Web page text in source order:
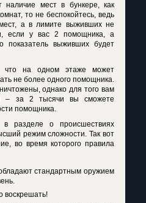
наличие мест в бункере, как
то не беспокойтесь, ведь
а в лимите выживших не
если у вас 2 помощника, а
показатель выживших будет
что на одном этаже может
не более одного помощника.
однако для того вам
– за 2 тысячи вы сможете
помощника.
разделе о происшествиях
режим сложности. Так вот
во время которого правила
стандартным оружием
воскрешать!